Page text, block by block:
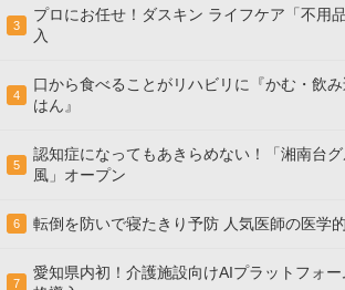
3
プロにお任せ！ダスキン ライフケア「不用
入
4
口から食べることがリハビリに『かむ・飲
はん』
5
認知症になってもあきらめない！「湘南台
風」オープン
6 転倒を防いで寝たきり予防 人気医師の医学
7
愛知県内初！介護施設向けAIプラットフォ